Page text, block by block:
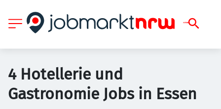
4 Hotellerie und
Gastronomie Jobs in Essen